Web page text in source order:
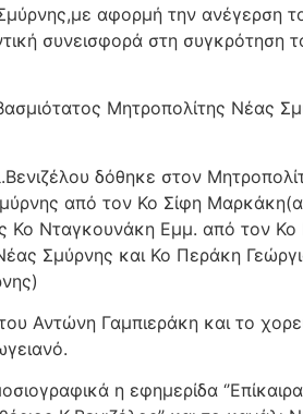
αφορμή την ανέγερση
συνεισφορά στη συγκρότηση
Μητροπολίτης Νέας
δόθηκε στον
από τον Κο Σίφη
Νταγκουνάκη Εμμ. από τον Κο
Σμύρνης και Κο Περάκη
Αντώνη Γαμπιεράκη και το
η εφημερίδα